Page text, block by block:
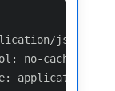
json' \\
no-cache' \\
application/x-